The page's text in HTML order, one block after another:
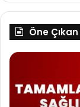
Öne
Tamamlayıcı
Sigortası
Hakkında